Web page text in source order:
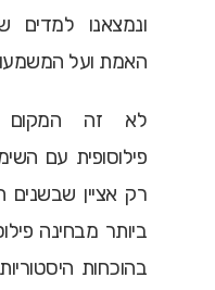
ונמצאנו למדים
האמת ועל
לא זה המקום
פילוסופית עם
רק אציין
ביותר מבחינה
בהוכחות